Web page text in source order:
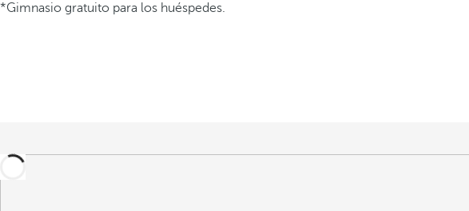
*Gimnasio gratuito para los huéspedes.